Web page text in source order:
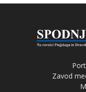
Zavod